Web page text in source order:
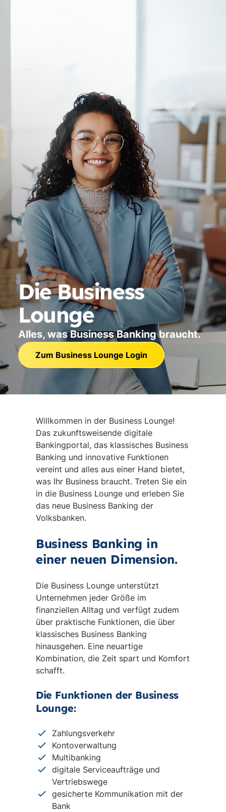
Die Business
Lounge
Alles, was Business Banking braucht.
Zum Business Lounge Login
Willkommen in der Business Lounge!
Das zukunftsweisende digitale
Bankingportal, das klassisches Business
Banking und innovative Funktionen
vereint und alles aus einer Hand bietet,
was Ihr Business braucht. Treten Sie ein
in die Business Lounge und erleben Sie
das neue Business Banking der
Volksbanken.
Business Banking in
einer neuen Dimension.
Die Business Lounge unterstützt
Unternehmen jeder Größe im
finanziellen Alltag und verfügt zudem
über praktische Funktionen, die über
klassisches Business Banking
hinausgehen. Eine neuartige
Kombination, die Zeit spart und Komfort
schafft.
Die Funktionen der Business
Lounge:
Zahlungsverkehr
Kontoverwaltung
Multibanking
digitale Serviceaufträge und
Vertriebswege
gesicherte Kommunikation mit der
Bank